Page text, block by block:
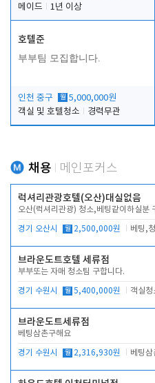
메이드
1년 이상
호텔준
부부팀 모집합니다.
인천 중구 월 5,000,000원
객실 및 호텔청소
경력무관
채용 메인포커스
럭셔리관광호텔(오산)대실없음
오산(럭셔리관광) 청소,베팅같이하실분
경기 오산시 월 2,500,000원 베팅,
브라운도트호텔 세류점
부부또는 자매 청소팀 구합니다.
경기 수원시 월 5,400,000원 객실청
브라운도트세류점
베팅삼촌구해요
경기 수원시 월 2,316,930원 베팅삼